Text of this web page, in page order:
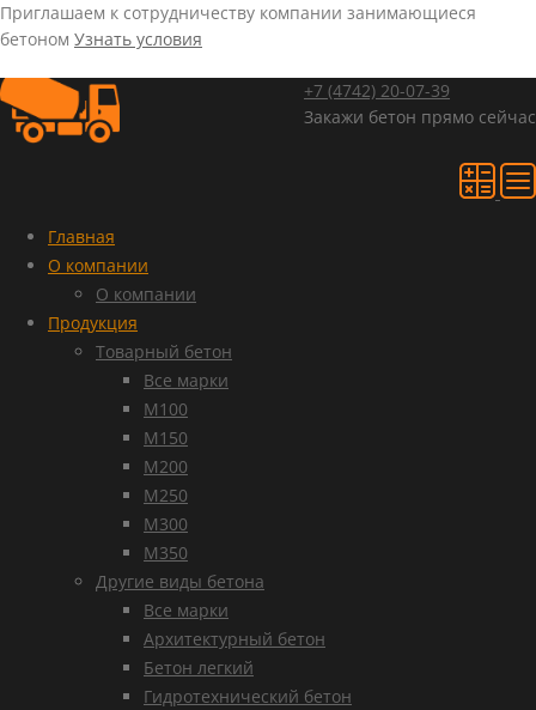
Приглашаем к сотрудничеству компании занимающиеся
бетоном Узнать условия
+7 (4742) 20-07-39
Закажи бетон прямо сейчас
Главная
О компании
О компании
Продукция
Товарный бетон
Все марки
М100
М150
М200
М250
М300
М350
Другие виды бетона
Все марки
Архитектурный бетон
Бетон легкий
Гидротехнический бетон